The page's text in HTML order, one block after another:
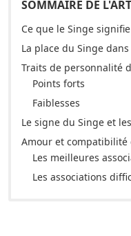
Ce que le Singe
La place du Singe
Traits de personnalité
Points forts
Faiblesses
Le signe du Singe et
Amour et compatibilité
Les meilleures
Les associations